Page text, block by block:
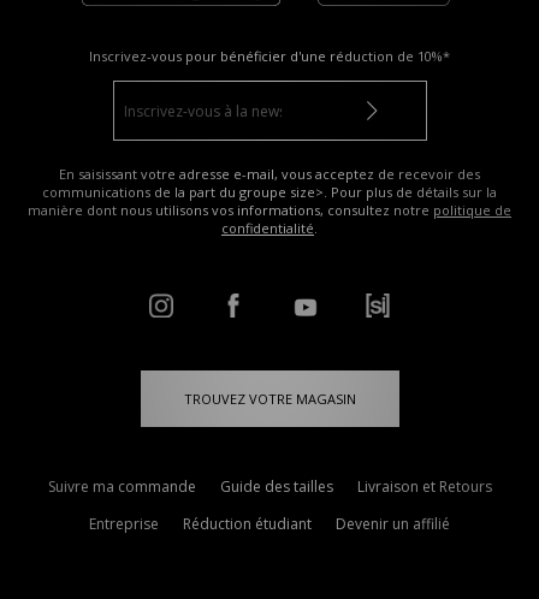
Inscrivez-vous pour bénéficier d'une réduction de 10%*
En saisissant votre adresse e-mail, vous acceptez de recevoir des
communications de la part du groupe size>. Pour plus de détails sur la
manière dont nous utilisons vos informations, consultez notre politique de
confidentialité.
TROUVEZ VOTRE MAGASIN
Suivre ma commande Guide des tailles
Livraison et Retours
Entreprise
Réduction étudiant Devenir un affilié